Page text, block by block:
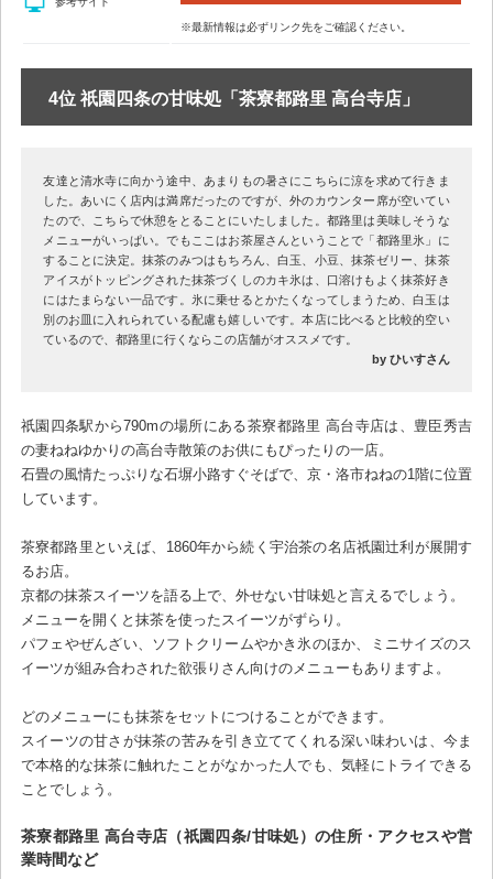
※最新情報は必ずリンク先をご確認ください。
4位 祇園四条の甘味処「茶寮都路里 高台寺店」
友達と清水寺に向かう途中、あまりもの暑さにこちらに涼を求めて行きま
した。あいにく店内は満席だったのですが、外のカウンター席が空いてい
たので、こちらで休憩をとることにいたしました。都路里は美味しそうな
メニューがいっぱい。でもここはお茶屋さんということで「都路里氷」に
することに決定。抹茶のみつはもちろん、白玉、小豆、抹茶ゼリー、抹茶
アイスがトッピングされた抹茶づくしのカキ氷は、口溶けもよく抹茶好き
にはたまらない一品です。氷に乗せるとかたくなってしまうため、白玉は
別のお皿に入れられている配慮も嬉しいです。本店に比べると比較的空い
ているので、都路里に行くならこの店舗がオススメです。
by ひいすさん
祇園四条駅から790mの場所にある茶寮都路里 高台寺店は、豊臣秀吉
の妻ねねゆかりの高台寺散策のお供にもぴったりの一店。
石畳の風情たっぷりな石塀小路すぐそばで、京・洛市ねねの1階に位置
しています。
茶寮都路里といえば、1860年から続く宇治茶の名店祇園辻利が展開す
るお店。
京都の抹茶スイーツを語る上で、外せない甘味処と言えるでしょう。
メニューを開くと抹茶を使ったスイーツがずらり。
パフェやぜんざい、ソフトクリームやかき氷のほか、ミニサイズのス
イーツが組み合わされた欲張りさん向けのメニューもありますよ。
どのメニューにも抹茶をセットにつけることができます。
スイーツの甘さが抹茶の苦みを引き立ててくれる深い味わいは、今ま
で本格的な抹茶に触れたことがなかった人でも、気軽にトライできる
ことでしょう。
茶寮都路里 高台寺店（祇園四条/甘味処）の住所・アクセスや営
業時間など